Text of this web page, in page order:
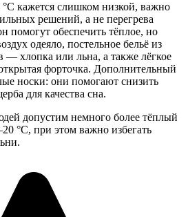
кажется слишком низкой, важно
решений, а не перегрева
помогут обеспечить тёплое, но
одеяло, постельное бельё из
— хлопка или льна, а также лёгкое
форточка. Дополнительный
носки: они помогают снизить
для качества сна.
допустим немного более тёплый
°C, при этом важно избегать